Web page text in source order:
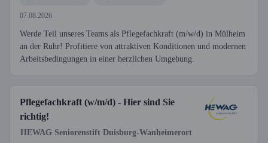
07.08.2026
Werde Teil unseres Teams als Pflegefachkraft (m/w/d) in Mülheim
an der Ruhr! Profitiere von attraktiven Konditionen und modernen
Arbeitsbedingungen in einer herzlichen Umgebung.
Pflegefachkraft (w/m/d) - Hier sind Sie
richtig!
HEWAG Seniorenstift Duisburg-Wanheimerort